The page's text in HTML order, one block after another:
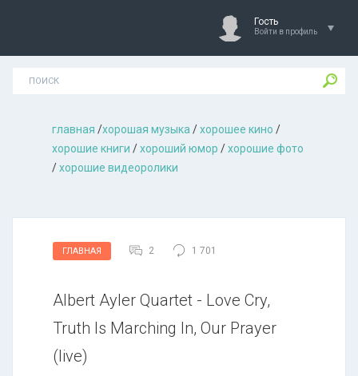
Гость
Войти в профиль
главная /хорошая музыкa /хорошее кино /
хорошие книги /хороший юмор /хорошие фото
/хорошие видеоролики
ГЛАВНАЯ 2 1 701
Albert Ayler Quartet - Love Cry,
Truth Is Marching In, Our Prayer
(live)